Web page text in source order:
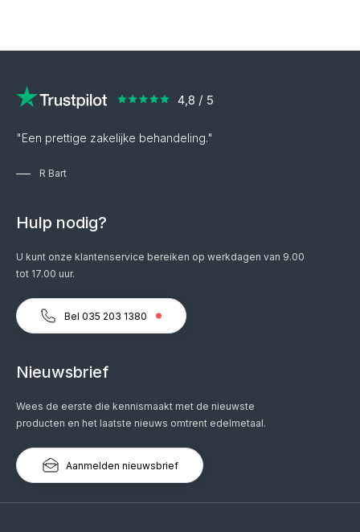
"Een prettige zakelijke behandeling."
R Bart
Hulp nodig?
U kunt onze klantenservice bereiken op werkdagen van 9.00
tot 17.00 uur.
Bel 035 203 1380
Nieuwsbrief
Wees de eerste die kennismaakt met de nieuwste
producten en het laatste nieuws omtrent edelmetaal.
Aanmelden nieuwsbrief